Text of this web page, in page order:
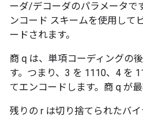
ーダ/デコーダのパラメータで
ンコード スキームを使用して
ードされます。
商 q は、単項コーディングの
す。つまり、3 を 1110、4 を
てエンコードします。商 q が
残りの r は切り捨てられたバ